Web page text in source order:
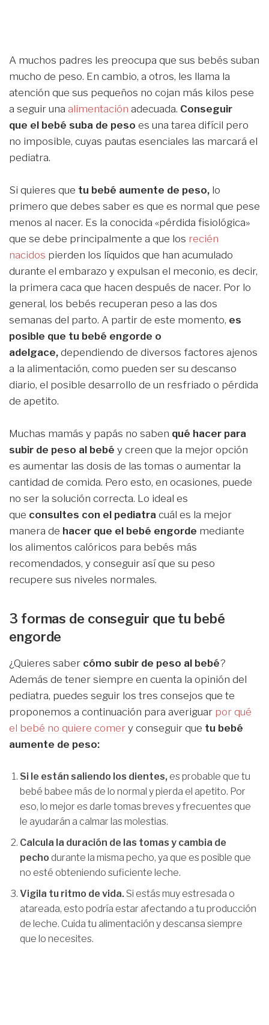
A muchos padres les preocupa que sus bebés suban
mucho de peso. En cambio, a otros, les llama la
atención que sus pequeños no cojan más kilos pese
a seguir una alimentación adecuada. Conseguir
que el bebé suba de peso es una tarea difícil pero
no imposible, cuyas pautas esenciales las marcará el
pediatra.
Si quieres que tu bebé aumente de peso, lo
primero que debes saber es que es normal que pese
menos al nacer. Es la conocida «pérdida fisiológica»
que se debe principalmente a que los recién
nacidos pierden los líquidos que han acumulado
durante el embarazo y expulsan el meconio, es decir,
la primera caca que hacen después de nacer. Por lo
general, los bebés recuperan peso a las dos
semanas del parto. A partir de este momento, es
posible que tu bebé engorde o
adelgace, dependiendo de diversos factores ajenos
a la alimentación, como pueden ser su descanso
diario, el posible desarrollo de un resfriado o pérdida
de apetito.
Muchas mamás y papás no saben qué hacer para
subir de peso al bebé y creen que la mejor opción
es aumentar las dosis de las tomas o aumentar la
cantidad de comida. Pero esto, en ocasiones, puede
no ser la solución correcta. Lo ideal es
que consultes con el pediatra cuál es la mejor
manera de hacer que el bebé engorde mediante
los alimentos calóricos para bebés más
recomendados, y conseguir así que su peso
recupere sus niveles normales.
3 formas de conseguir que tu bebé
engorde
¿Quieres saber cómo subir de peso al bebé?
Además de tener siempre en cuenta la opinión del
pediatra, puedes seguir los tres consejos que te
proponemos a continuación para averiguar por qué
el bebé no quiere comer y conseguir que tu bebé
aumente de peso:
Si le están saliendo los dientes, es probable que tu
bebé babee más de lo normal y pierda el apetito. Por
eso, lo mejor es darle tomas breves y frecuentes que
le ayudarán a calmar las molestias.
Calcula la duración de las tomas y cambia de
pecho durante la misma pecho, ya que es posible que
no esté obteniendo suficiente leche.
Vigila tu ritmo de vida. Si estás muy estresada o
atareada, esto podría estar afectando a tu producción
de leche. Cuida tu alimentación y descansa siempre
que lo necesites.